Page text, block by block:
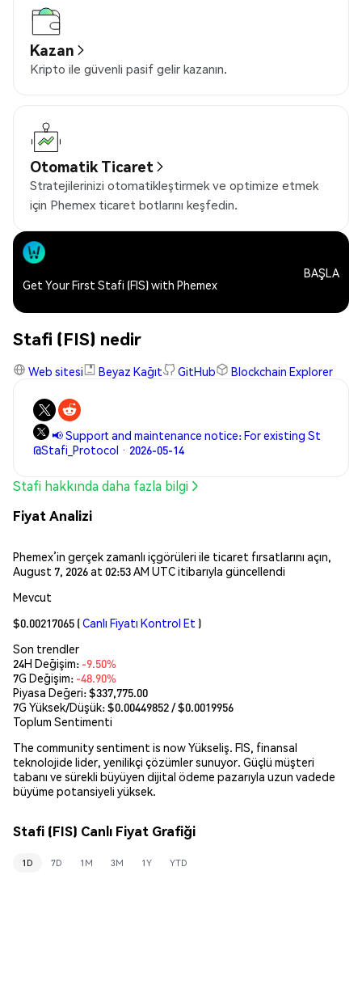
Kazan
Kripto ile güvenli pasif gelir kazanın.
Otomatik Ticaret
Stratejilerinizi otomatikleştirmek ve optimize etmek
için Phemex ticaret botlarını keşfedin.
Get Your First Stafi (FIS) with Phemex
BAŞLA
Stafi (FIS) nedir
Web sitesi Beyaz Kağıt GitHub Blockchain Explorer
📢 Support and maintenance notice: For existing St
@Stafi_Protocol · 2026-05-14
Stafi hakkında daha fazla bilgi
Fiyat Analizi
Phemex’in gerçek zamanlı içgörüleri ile ticaret fırsatlarını açın,
August 7, 2026 at 02:53 AM UTC itibarıyla güncellendi
Mevcut
$0.00217065 (Canlı Fiyatı Kontrol Et )
Son trendler
24H Değişim: -9.50%
7G Değişim: -48.90%
Piyasa Değeri:$337,775.00
7G Yüksek/Düşük: $0.00449852/ $0.0019956
Toplum Sentimenti
The community sentiment is now Yükseliş. FIS, finansal
teknolojide lider, yenilikçi çözümler sunuyor. Güçlü müşteri
tabanı ve sürekli büyüyen dijital ödeme pazarıyla uzun vadede
büyüme potansiyeli yüksek.
Stafi (FIS) Canlı Fiyat Grafiği
1D 7D 1M 3M 1Y YTD